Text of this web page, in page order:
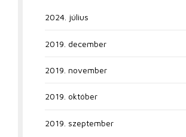
2024. július
2019. december
2019. november
2019. október
2019. szeptember